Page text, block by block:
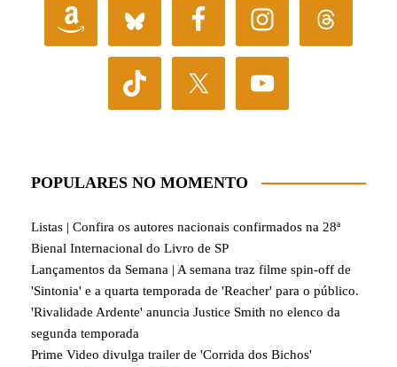
POPULARES NO MOMENTO
Listas | Confira os autores nacionais confirmados na 28ª
Bienal Internacional do Livro de SP
Lançamentos da Semana | A semana traz filme spin-off de
'Sintonia' e a quarta temporada de 'Reacher' para o público.
'Rivalidade Ardente' anuncia Justice Smith no elenco da
segunda temporada
Prime Video divulga trailer de 'Corrida dos Bichos'